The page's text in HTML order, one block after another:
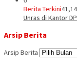
Berita Terkini
Unras di Kantor
Arsip Berita
Arsip Berita